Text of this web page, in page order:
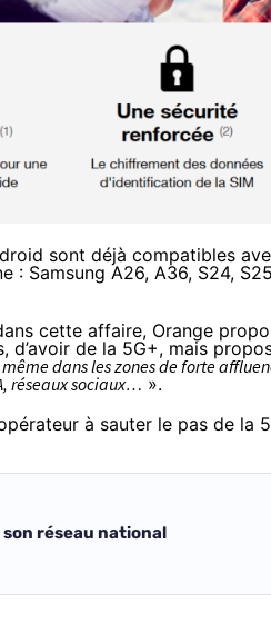
sont déjà compatibles
: Samsung A26, A36, S24,
cette affaire, Orange
de la 5G+, mais
dans les zones de forte
réseaux sociaux… ».
à sauter le pas de la
son réseau national